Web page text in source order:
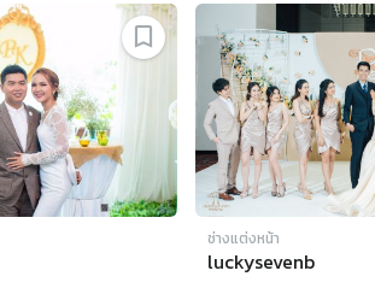
ช่างแต่งหน้า
luckysevenb